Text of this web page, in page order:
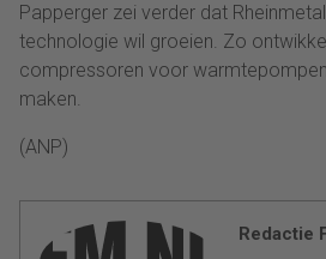
Papperger zei verder dat
technologie wil groeien. Zo
compressoren voor
maken.
(ANP)
Redactie